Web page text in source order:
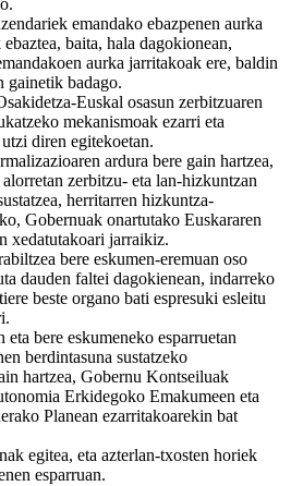
emandako ebazpenen aurka
baita, hala dagokionean,
aurka jarritakoak ere, baldin
gainetik badago.
Euskal osasun zerbitzuaren
mekanismoak ezarri eta
diren egitekoetan.
ardura bere gain hartzea,
zerbitzu- eta lan-hizkuntzan
herritarren hizkuntza-
Gobernuak onartutako Euskararen
xedatutakoari jarraikiz.
bere eskumen-eremuan oso
dauden faltei dagokienean, indarreko
beste organo bati espresuki esleitu
bere eskumeneko esparruetan
berdintasuna sustatzeko
hartzea, Gobernu Kontseiluak
Erkidegoko Emakumeen eta
Planean ezarritakoarekin bat
egitea, eta azterlan-txosten horiek
esparruan.